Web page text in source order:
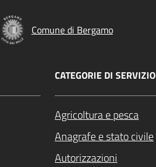
Comune di Bergamo
CATEGORIE DI SERVIZIO
Agricoltura e pesca
Anagrafe e stato civile
Autorizzazioni